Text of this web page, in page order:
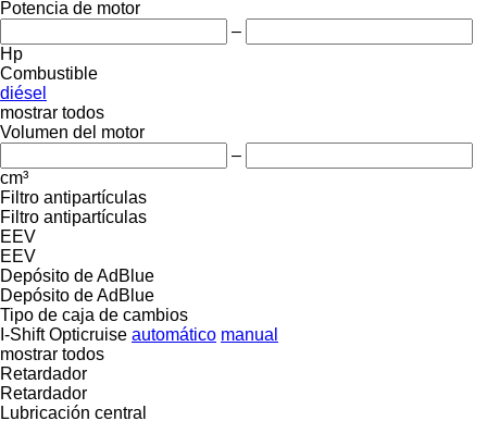
Potencia de motor
–
Hp
Combustible
diésel
mostrar todos
Volumen del motor
–
cm³
Filtro antipartículas
Filtro antipartículas
EEV
EEV
Depósito de AdBlue
Depósito de AdBlue
Tipo de caja de cambios
I-Shift Opticruise automático manual
mostrar todos
Retardador
Retardador
Lubricación central